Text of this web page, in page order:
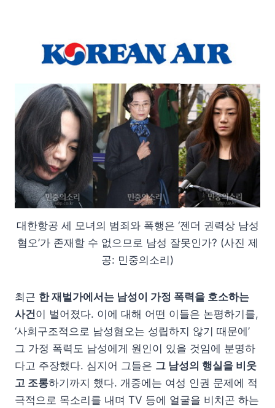
대한항공 세 모녀의 범죄와 폭행은 ‘젠더 권력상 남성
혐오’가 존재할 수 없으므로 남성 잘못인가? (사진 제
공: 민중의소리)
최근 한 재벌가에서는 남성이 가정 폭력을 호소하는
사건이 벌어졌다. 이에 대해 어떤 이들은 논평하기를,
‘사회구조적으로 남성혐오는 성립하지 않기 때문에’
그 가정 폭력도 남성에게 원인이 있을 것임에 분명하
다고 주장했다. 심지어 그들은 그 남성의 행실을 비웃
고 조롱하기까지 했다. 개중에는 여성 인권 문제에 적
극적으로 목소리를 내며 TV 등에 얼굴을 비치곤 하는